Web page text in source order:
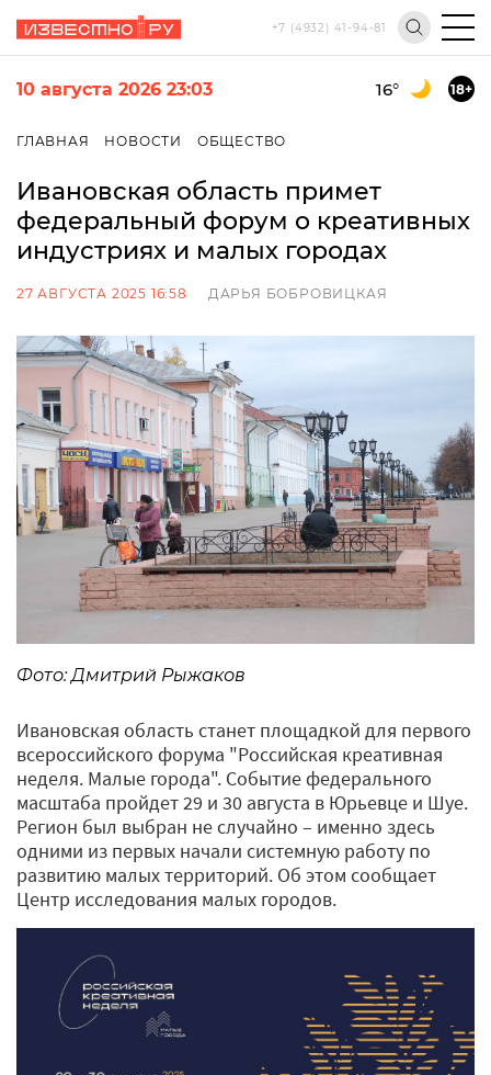
+7 (4932) 41-94-81
10 августа 2026 23:03 16° 18+
ГЛАВНАЯ НОВОСТИ ОБЩЕСТВО
Ивановская область примет
федеральный форум о креативных
индустриях и малых городах
27 АВГУСТА 2025 16:58 ДАРЬЯ БОБРОВИЦКАЯ
Фото: Дмитрий Рыжаков
Ивановская область станет площадкой для первого
всероссийского форума "Российская креативная
неделя. Малые города". Событие федерального
масштаба пройдет 29 и 30 августа в Юрьевце и Шуе.
Регион был выбран не случайно – именно здесь
одними из первых начали системную работу по
развитию малых территорий. Об этом сообщает
Центр исследования малых городов.